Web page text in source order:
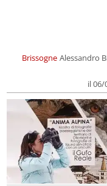
Brissogne Alessandro
il 06/